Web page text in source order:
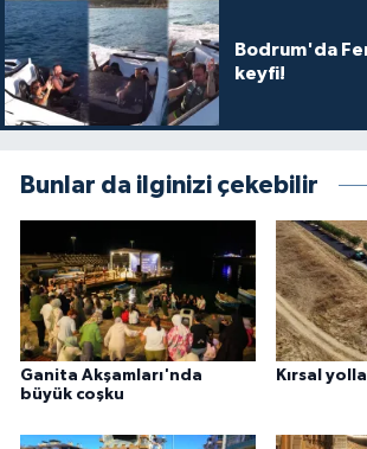
Bodrum'da
keyfi!
Bunlar da ilginizi çekebilir
Ganita Akşamları'nda
büyük coşku
Kırsal